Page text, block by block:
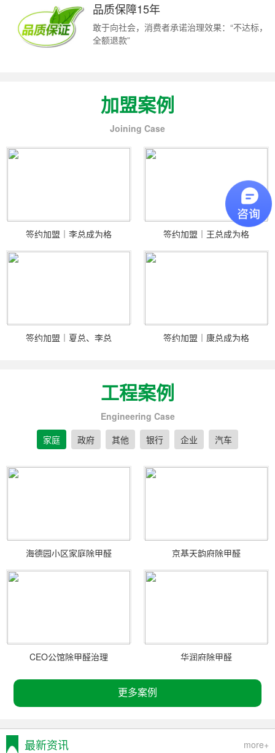
品质保障15年
敢于向社会，消费者承诺治理效果：“不达标，
全额退款”
加盟案例
Joining Case
签约加盟｜李总成为格 签约加盟｜王总成为格
签约加盟｜夏总、李总 签约加盟｜康总成为格
工程案例
Engineering Case
家庭
政府 其他 银行 企业 汽车
海德园小区家庭除甲醛 京基天韵府除甲醛
CEO公馆除甲醛治理 华润府除甲醛
更多案例
最新资讯 more+